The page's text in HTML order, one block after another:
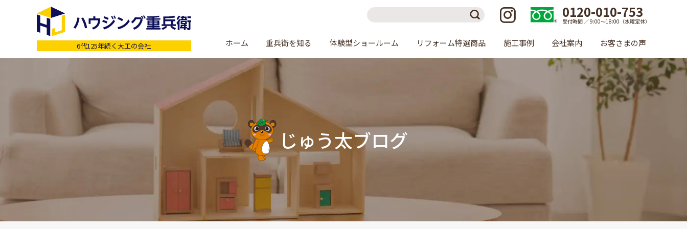
6代125年続く大工の会社
0120-010-753
受付時間 ／ 9:00〜18:00（水曜定休）
ホーム 重兵衛を知る 体験型ショールーム リフォーム特選商品 施工事例 会社案内 お客さまの声
じゅう太ブログ